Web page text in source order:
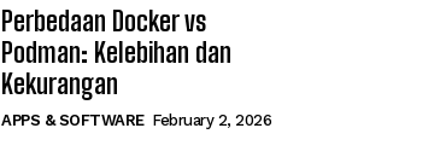
Perbedaan Docker vs
Podman: Kelebihan dan
Kekurangan
APPS & SOFTWARE February 2, 2026